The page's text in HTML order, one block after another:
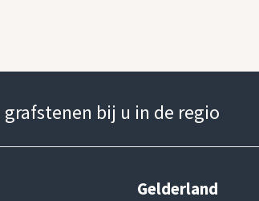
bij u in de regio
Gelderland